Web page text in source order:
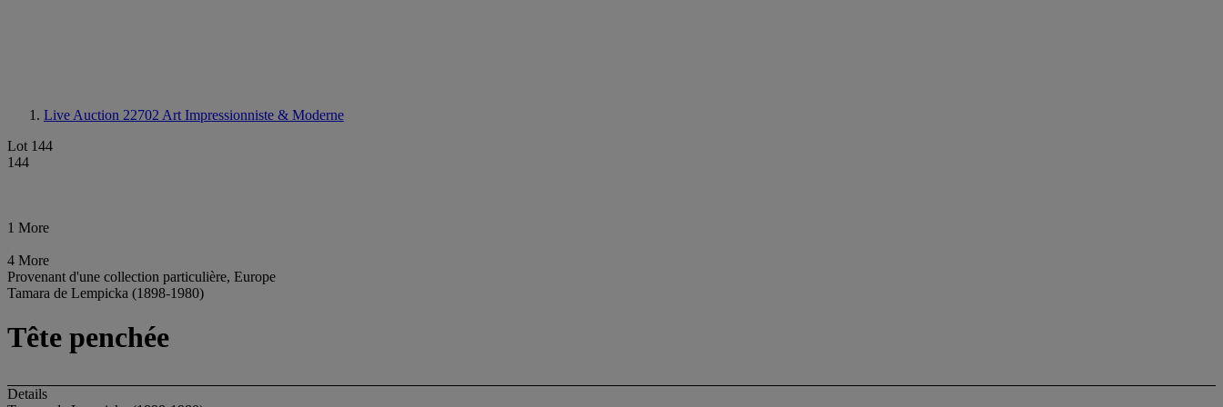
Live Auction 22702 Art Impressionniste & Moderne
Lot 144
144
1 More
4 More
Provenant d'une collection particulière, Europe
Tamara de Lempicka (1898-1980)
Tête penchée
Details